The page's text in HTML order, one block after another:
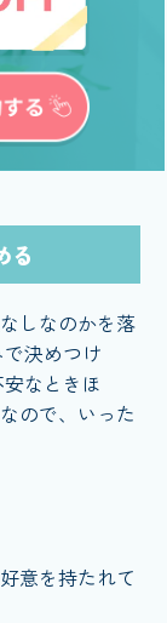
る
しなのかを落
決めつけ
なときほ
ので、いった
意を持たれて